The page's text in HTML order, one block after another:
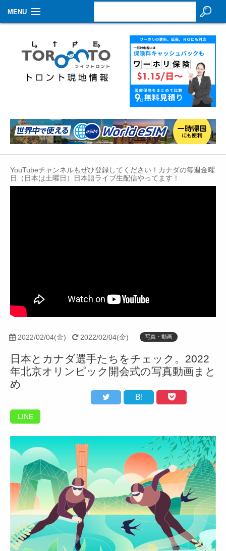
MENU
生活情報
その他
イベントカレンダー
Contact
YouTubeチャンネルもぜひ登録してください！カナダの毎週金曜
日（日本は土曜日）日本語ライブ生配信やってます！
2022/02/04(金) 2022/02/04(金) 写真・動画
日本とカナダ選手たちをチェック。2022
年北京オリンピック開会式の写真動画まと
め
B!
LINE